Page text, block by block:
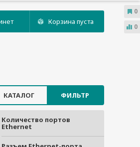
Корзина пуста
КАТАЛОГ ФИЛЬТР
Количество портов
Ethernet
0
0